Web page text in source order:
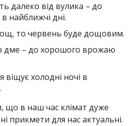
далеко від вулика – до
найближчі дні.
то червень буде дощовим.
дме – до хорошого врожаю
віщує холодні ночі в
що в наш час клімат дуже
прикмети для нас актуальні.